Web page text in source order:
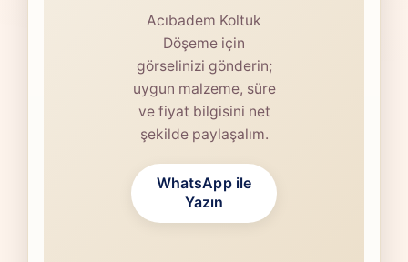
Acıbadem Koltuk
Döşeme için
görselinizi gönderin;
uygun malzeme, süre
ve fiyat bilgisini net
şekilde paylaşalım.
WhatsApp ile
Yazın